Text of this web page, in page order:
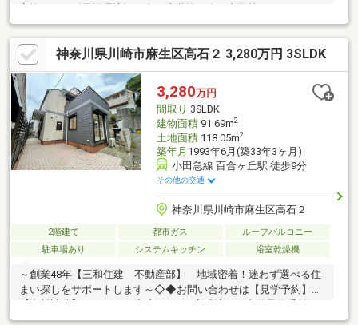
プ…徒歩７分・高クリニック…徒歩８分・ファミリーマート…徒歩
５分【センチュリー２１グローバルホーム】「売る」「買う」
「借りる」「貸す」すべておまかせください♪ホームページに載っ
ていない物件もご紹介可能◎「こんな物件ある？」といったご相
談も大歓迎です！キッズルームやおむつ交換スペースも完備でお
子様連れも安心してご来店いただけます♪どうぞお気軽にお問い合
わせください！
神奈川県川崎市麻生区高石２ 3,280万円 3SLDK
3,280万円
間取り 3SLDK
建物面積91.69m2
土地面積118.05m2
築年月 1993年6月(築33年3ヶ月)
小田急線 百合ヶ丘駅 徒歩9分
その他の交通
神奈川県川崎市麻生区高石２
2階建て 都市ガス
ルーフバルコニー
駐車場あり
システムキッチン 浴室乾燥機
～創業48年【三和住建 不動産部】 地域密着！迷わず選べる住
まい探しをサポートします～◇◆お問い合わせは【見学予約】
中！■写真では分からない光の入り方や空気の質があります■玄関